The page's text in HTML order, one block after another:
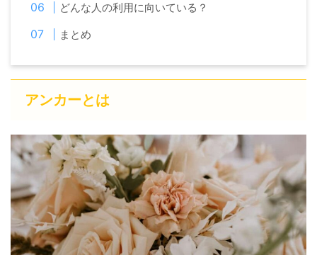
どんな人の利用に向いている？
まとめ
アンカーとは